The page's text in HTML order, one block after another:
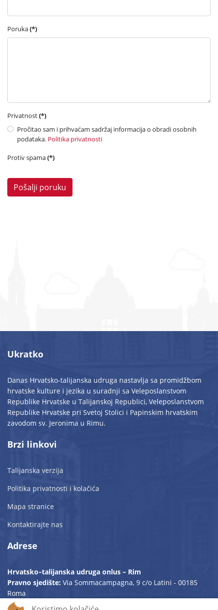
Poruka(*)
Privatnost(*)
Pročitao sam i prihvaćam sadržaj informacija o obradi osobnih
podataka. Politika privatnosti
Protiv spama(*)
Pošalji poruku
Ukratko
Danas Hrvatsko-talijanska udruga nastavlja sa promidžbom
hrvatske kulture i jezika u suradnji sa Veleposlanstvom
Republike Hrvatske u Talijanskoj Republici, Veleposlanstvom
Republike Hrvatske pri Svetoj Stolici i Papinskim hrvatskim
zavodom sv. Jeronima u Rimu.
Brzi linkovi
Talijanska verzija
Politika privatnosti i kolačića
Mapa stranice
Kontaktirajte nas
Adrese
Hrvatsko–talijanska udruga onlus – Rim
Pravno sjedište: Via Sommacampagna, 9 c/o Latini - 00185
Roma
Operativno sjedište:
Sala San Girolamo - Piazza Augusto